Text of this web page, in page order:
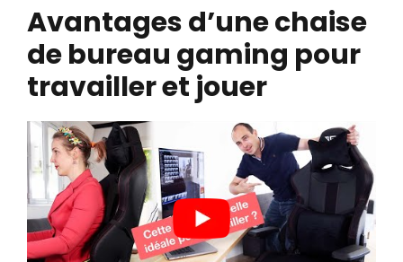
Avantages d’une chaise
de bureau gaming pour
travailler et jouer